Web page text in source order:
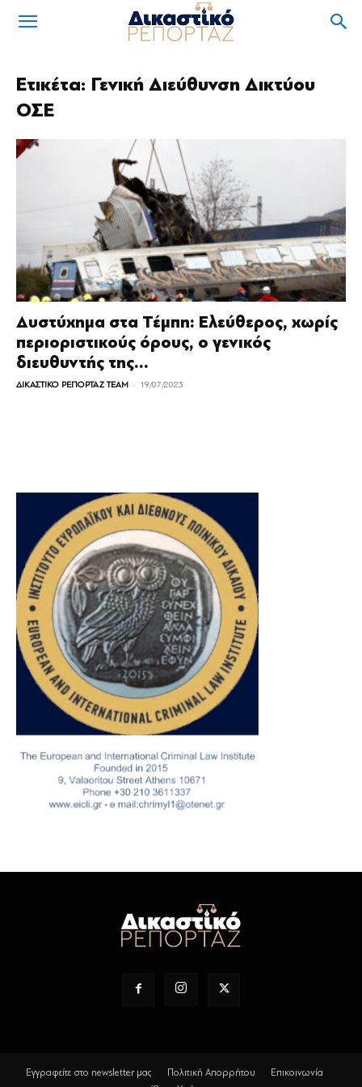
Ετικέτα: Γενική Διεύθυνση Δικτύου
ΟΣΕ
Δυστύχημα στα Τέμπη: Ελεύθερος, χωρίς
περιοριστικούς όρους, ο γενικός
διευθυντής της...
ΔΙΚΑΣΤΙΚΟ ΡΕΠΟΡΤΑΖ TEAM - 19/07/2023
Εγγραφείτε στο newsletter μας Πολιτική Απορρήτου
Επικοινωνία